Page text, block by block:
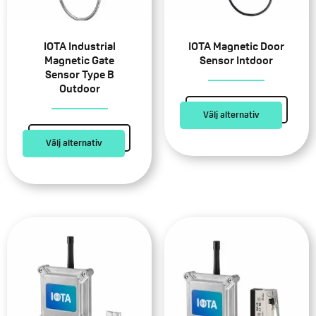
IOTA Industrial
Magnetic Gate
Sensor Type B
Outdoor
Välj alternativ
alternativen
kan
väljas
IOTA Magnetic Door
Sensor Intdoor
Välj alternativ
alternativen
kan
väljas
på
produktsidan
här
produkten
produkten
har